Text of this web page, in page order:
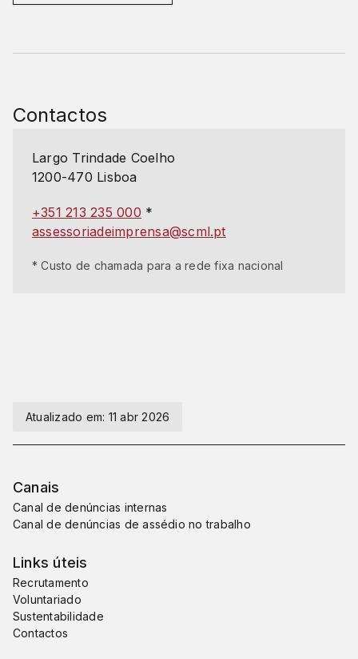
Contactos
Largo Trindade Coelho
1200-470 Lisboa
+351 213 235 000 *
assessoriadeimprensa@scml.pt
* Custo de chamada para a rede fixa nacional
Atualizado em: 11 abr 2026
Canais
Canal de denúncias internas
Canal de denúncias de assédio no trabalho
Links úteis
Recrutamento
Voluntariado
Sustentabilidade
Contactos